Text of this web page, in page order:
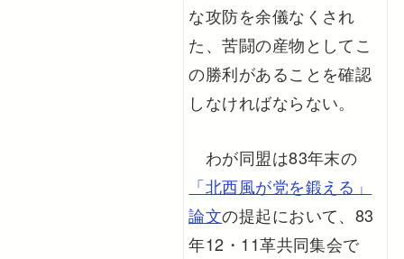
な攻防を余儀なくされ
た、苦闘の産物としてこ
の勝利があることを確認
しなければならない。
わが同盟は83年末の
「北西風が党を鍛える」
論文の提起において、83
年12・11革共同集会で